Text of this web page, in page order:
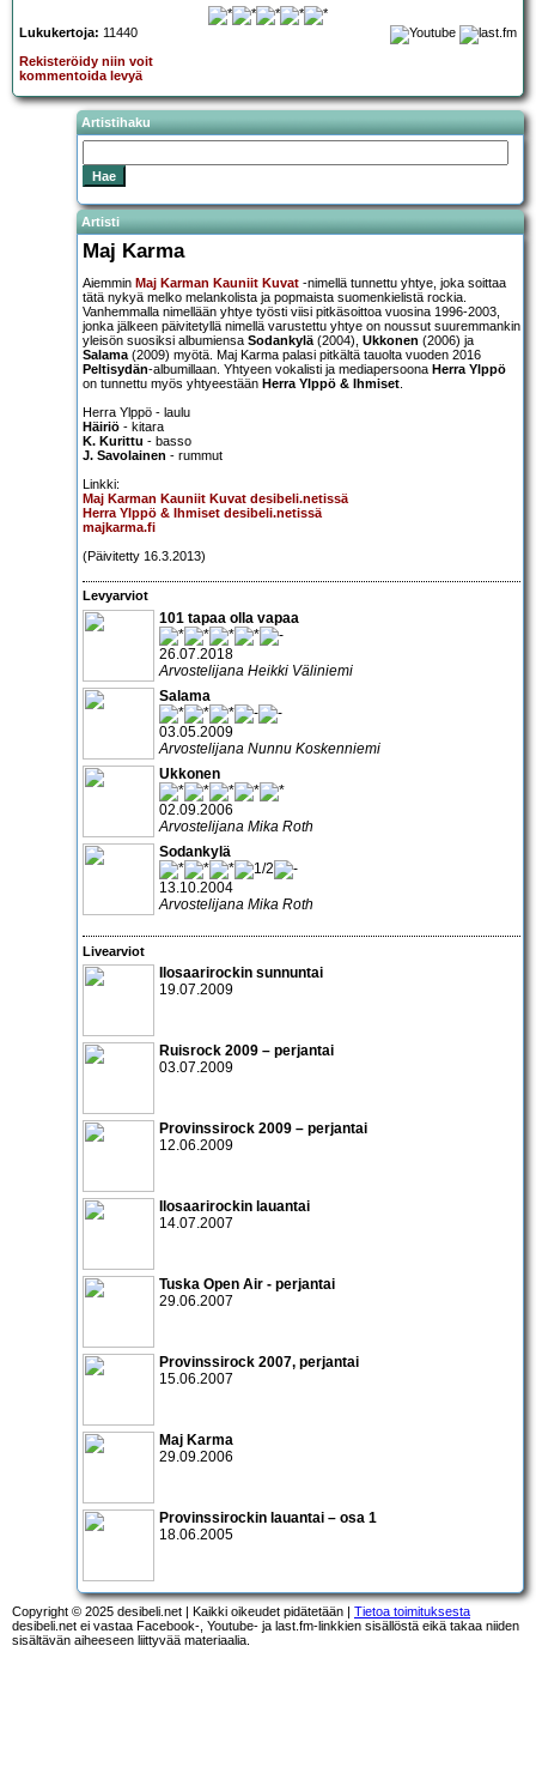
Lukukertoja: 11440
Rekisteröidy niin voit
kommentoida levyä
Artistihaku
Artisti
Maj Karma
Aiemmin Maj Karman Kauniit Kuvat -nimellä tunnettu yhtye, joka soittaa
tätä nykyä melko melankolista ja popmaista suomenkielistä rockia.
Vanhemmalla nimellään yhtye työsti viisi pitkäsoittoa vuosina 1996-2003,
jonka jälkeen päivitetyllä nimellä varustettu yhtye on noussut suuremmankin
yleisön suosiksi albumiensa Sodankylä (2004), Ukkonen (2006) ja
Salama (2009) myötä. Maj Karma palasi pitkältä tauolta vuoden 2016
Peltisydän-albumillaan. Yhtyeen vokalisti ja mediapersoona Herra Ylppö
on tunnettu myös yhtyeestään Herra Ylppö & Ihmiset
Herra Ylppö - laulu
Häiriö - kitara
K. Kurittu - basso
J. Savolainen - rummut
Linkki:
Maj Karman Kauniit Kuvat desibeli.netissä
Herra Ylppö & Ihmiset desibeli.netissä
majkarma.fi
(Päivitetty 16.3.2013)
Levyarviot
101 tapaa olla vapaa
26.07.2018
Arvostelijana Heikki Väliniemi
Salama
03.05.2009
Arvostelijana Nunnu Koskenniemi
Ukkonen
02.09.2006
Arvostelijana Mika Roth
Sodankylä
13.10.2004
Arvostelijana Mika Roth
Livearviot
Ilosaarirockin sunnuntai
19.07.2009
Ruisrock 2009 – perjantai
03.07.2009
Provinssirock 2009 – perjantai
12.06.2009
Ilosaarirockin lauantai
14.07.2007
Tuska Open Air - perjantai
29.06.2007
Provinssirock 2007, perjantai
15.06.2007
Maj Karma
29.09.2006
Provinssirockin lauantai – osa 1
18.06.2005
Copyright © 2025 desibeli.net | Kaikki oikeudet pidätetään | Tietoa toimituksesta
desibeli.net ei vastaa Facebook-, Youtube- ja last.fm-linkkien sisällöstä eikä takaa niiden
sisältävän aiheeseen liittyvää materiaalia.